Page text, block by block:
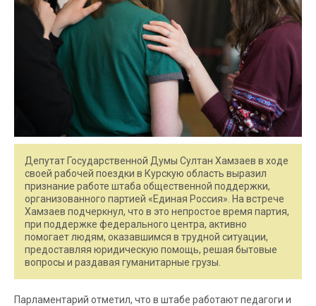
Депутат Государственной Думы Султан Хамзаев в ходе
своей рабочей поездки в Курскую область выразил
признание работе штаба общественной поддержки,
организованного партией «Единая Россия». На встрече
Хамзаев подчеркнул, что в это непростое время партия,
при поддержке федерального центра, активно
помогает людям, оказавшимся в трудной ситуации,
предоставляя юридическую помощь, решая бытовые
вопросы и раздавая гуманитарные грузы.
Парламентарий отметил, что в штабе работают педагоги и